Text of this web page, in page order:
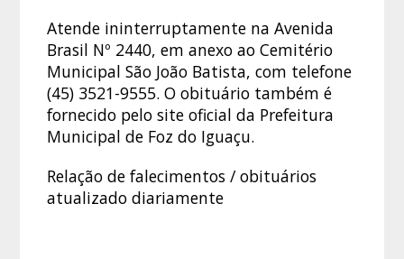
Atende ininterruptamente na Avenida
Brasil Nº 2440, em anexo ao Cemitério
Municipal São João Batista, com telefone
(45) 3521-9555. O obituário também é
fornecido pelo site oficial da Prefeitura
Municipal de Foz do Iguaçu.
Relação de falecimentos / obituários
atualizado diariamente